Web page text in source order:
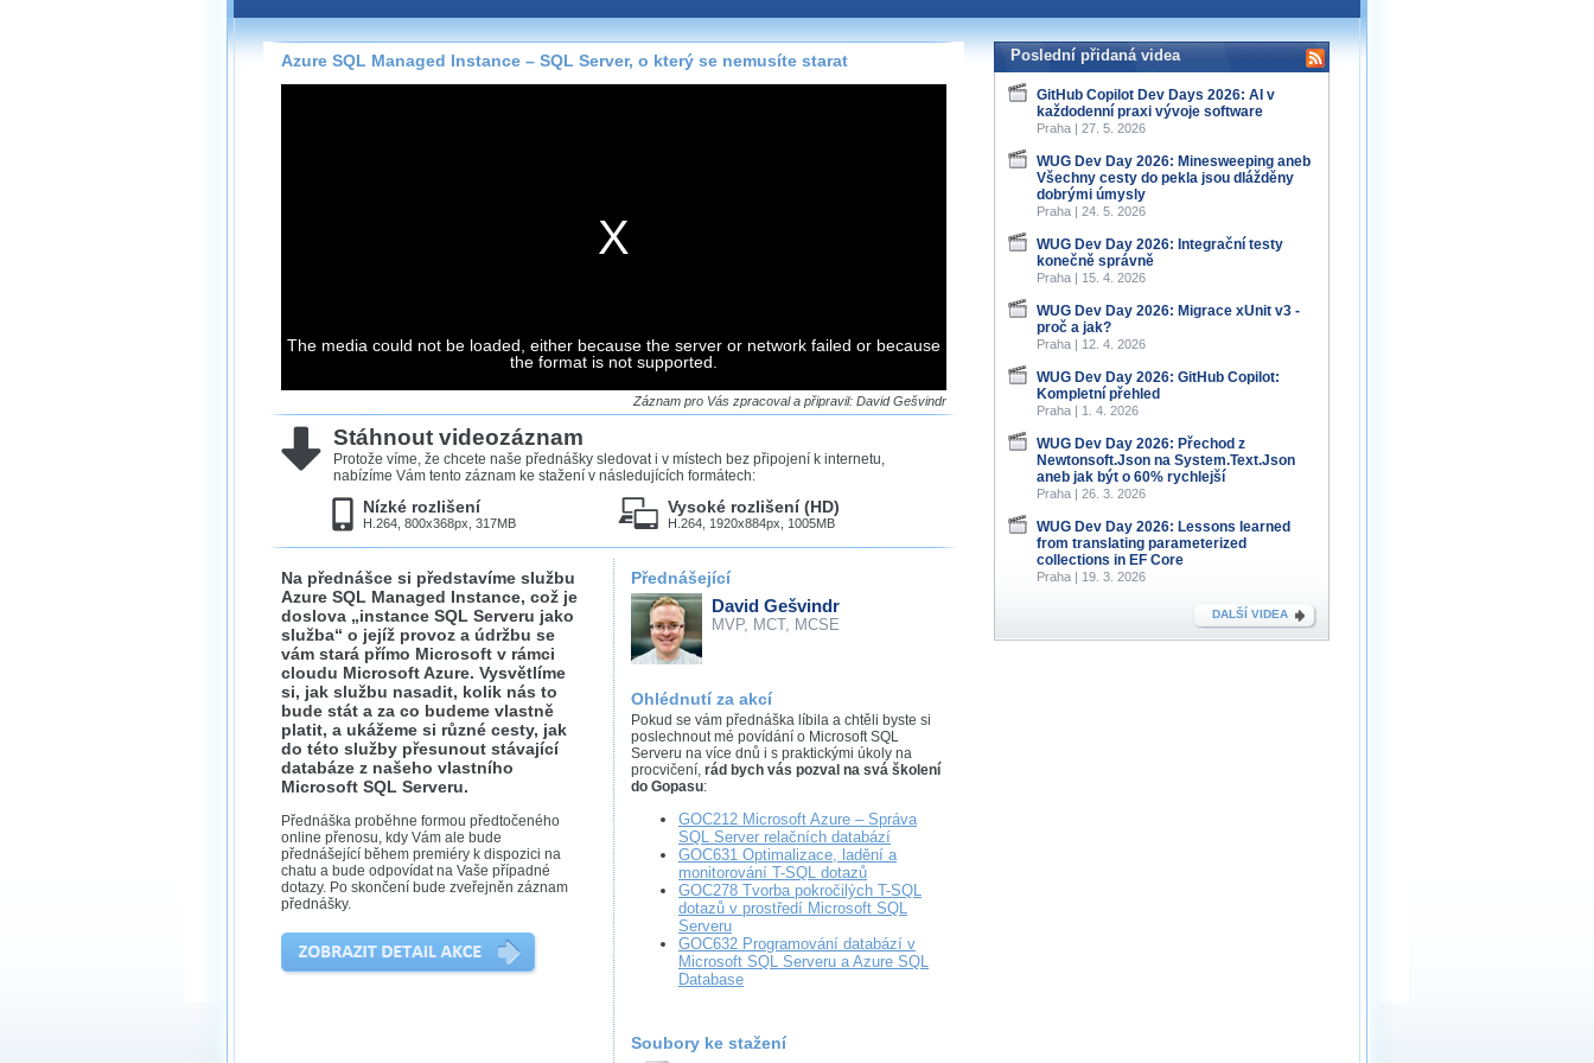
Záznamy na našem webu můžete pohodlně sledovat
přímo na stránce s využitím našehoHTML 5nebo
Silverlightpřehrávače.
neumožňuje, proto umožňujeme stahování vybraných
Velmi staré záznamy máme historicky uložené
ve formátu, který není vhodný pro stahování,
proto je ke stažení nenabízíme.
Azure SQL Managed Instance – SQL Server, o který se nemusíte starat
The media could not be loaded, either because the server or network failed or because
the format is not supported.
Záznam pro Vás zpracoval a připravil: David Gešvindr
Stáhnout videozáznam
Protože víme, že chcete naše přednášky sledovat i v místech bez připojení k internetu,
nabízíme Vám tento záznam ke stažení v následujících formátech:
Nízké rozlišení
H.264, 800x368px, 317MB
Vysoké rozlišení (HD)
H.264, 1920x884px, 1005MB
Na přednášce si představíme službu
Azure SQL Managed Instance, což je
doslova „instance SQL Serveru jako
služba“ o jejíž provoz a údržbu se
vám stará přímo Microsoft v rámci
cloudu Microsoft Azure. Vysvětlíme
si, jak službu nasadit, kolik nás to
bude stát a za co budeme vlastně
platit, a ukážeme si různé cesty, jak
do této služby přesunout stávající
databáze z našeho vlastního
Microsoft SQL Serveru.
Přednáška proběhne formou předtočeného
online přenosu, kdy Vám ale bude
přednášející během premiéry k dispozici na
chatu a bude odpovídat na Vaše případné
dotazy. Po skončení bude zveřejněn záznam
přednášky.
Přednášející
David Gešvindr
MVP, MCT, MCSE
Ohlédnutí za akcí
Pokud se vám přednáška líbila a chtěli byste si
poslechnout mé povídání o Microsoft SQL
Serveru na více dnů i s praktickými úkoly na
procvičení, rád bych vás pozval na svá školení
do Gopasu:
GOC212 Microsoft Azure – Správa
SQL Server relačních databází
GOC631 Optimalizace, ladění a
monitorování T-SQL dotazů
GOC278 Tvorba pokročilých T-SQL
dotazů v prostředí Microsoft SQL
Serveru
GOC632 Programování databází v
Microsoft SQL Serveru a Azure SQL
Database
Soubory ke stažení
Poslední přidaná videa
GitHub Copilot Dev Days 2026: AI v
každodenní praxi vývoje software
Praha | 27. 5. 2026
WUG Dev Day 2026: Minesweeping aneb
Všechny cesty do pekla jsou dlážděny
dobrými úmysly
Praha | 24. 5. 2026
WUG Dev Day 2026: Integrační testy
konečně správně
Praha | 15. 4. 2026
WUG Dev Day 2026: Migrace xUnit v3 -
proč a jak?
Praha | 12. 4. 2026
WUG Dev Day 2026: GitHub Copilot:
Kompletní přehled
Praha | 1. 4. 2026
WUG Dev Day 2026: Přechod z
Newtonsoft.Json na System.Text.Json
aneb jak být o 60% rychlejší
Praha | 26. 3. 2026
WUG Dev Day 2026: Lessons learned
from translating parameterized
collections in EF Core
Praha | 19. 3. 2026
DALŠÍ VIDEA